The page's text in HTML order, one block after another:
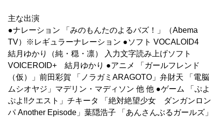
主な出演
●ナレーション 「みのもんたのよるバズ！」（Abema
TV）※レギュラーナレーション ●ソフト VOCALOID4
結月ゆかり（純・穏・凛） 入力文字読み上げソフト
VOICEROID+ 結月ゆかり ●アニメ 「ガールフレンド
（仮）」前田彩賀 「ノラガミARAGOTO」弁財天 「電脳
ムシオヤジ」マデリン・マディソン 他 他 ●ゲーム 「ぷよ
ぷよ!!クエスト」チキータ 「絶対絶望少女 ダンガンロン
パ Another Episode」葉隠浩子 「あんさんぶるガールズ」